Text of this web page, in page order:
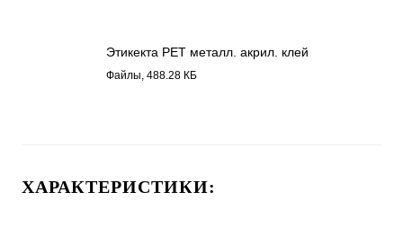
Этикекта PET металл. акрил. клей
12120.pdf
Файлы, 488.28 КБ
ХАРАКТЕРИСТИКИ: